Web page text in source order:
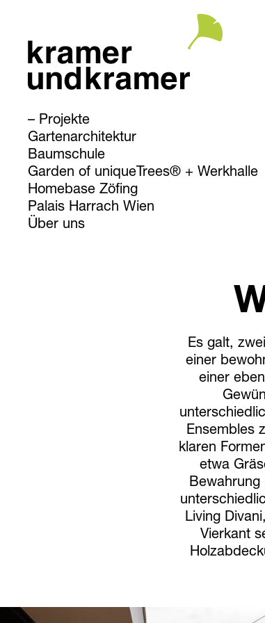
Projekte
Gartenarchitektur
Baumschule
Garden of uniqueTrees® + Werkhalle
Homebase Zöfing
Palais Harrach Wien
Über uns
Es galt,
einer
einer
Ensembles
klaren
etwa
Living
Vierkant